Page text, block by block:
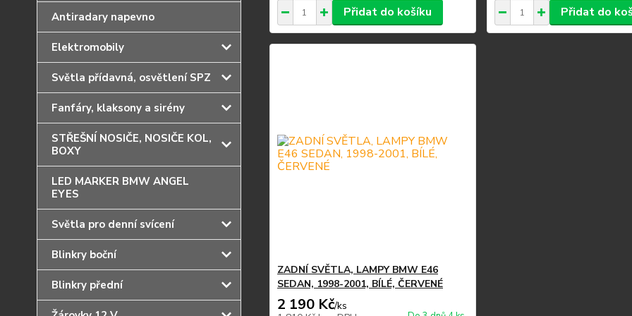
Antiradary napevno
Elektromobily
Světla přídavná, osvětlení SPZ
Fanfáry, klaksony a sirény
STŘEŠNÍ NOSIČE, NOSIČE KOL,
BOXY
LED MARKER BMW ANGEL
EYES
Světla pro denní svícení
Blinkry boční
Blinkry přední
Přidat do košíku Přidat do
ZADNÍ SVĚTLA, LAMPY BMW E46
SEDAN, 1998-2001, BÍLÉ, ČERVENÉ
2 190 Kč/ks